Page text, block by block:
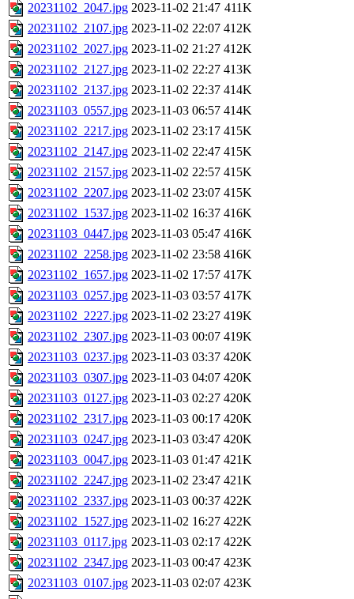
20231102_2047.jpg 2023-11-02 21:47 411K
20231102_2107.jpg 2023-11-02 22:07 412K
20231102_2027.jpg 2023-11-02 21:27 412K
20231102_2127.jpg 2023-11-02 22:27 413K
20231102_2137.jpg 2023-11-02 22:37 414K
20231103_0557.jpg 2023-11-03 06:57 414K
20231102_2217.jpg 2023-11-02 23:17 415K
20231102_2147.jpg 2023-11-02 22:47 415K
20231102_2157.jpg 2023-11-02 22:57 415K
20231102_2207.jpg 2023-11-02 23:07 415K
20231102_1537.jpg 2023-11-02 16:37 416K
20231103_0447.jpg 2023-11-03 05:47 416K
20231102_2258.jpg 2023-11-02 23:58 416K
20231102_1657.jpg 2023-11-02 17:57 417K
20231103_0257.jpg 2023-11-03 03:57 417K
20231102_2227.jpg 2023-11-02 23:27 419K
20231102_2307.jpg 2023-11-03 00:07 419K
20231103_0237.jpg 2023-11-03 03:37 420K
20231103_0307.jpg 2023-11-03 04:07 420K
20231103_0127.jpg 2023-11-03 02:27 420K
20231102_2317.jpg 2023-11-03 00:17 420K
20231103_0247.jpg 2023-11-03 03:47 420K
20231103_0047.jpg 2023-11-03 01:47 421K
20231102_2247.jpg 2023-11-02 23:47 421K
20231102_2337.jpg 2023-11-03 00:37 422K
20231102_1527.jpg 2023-11-02 16:27 422K
20231103_0117.jpg 2023-11-03 02:17 422K
20231102_2347.jpg 2023-11-03 00:47 423K
20231103_0107.jpg 2023-11-03 02:07 423K